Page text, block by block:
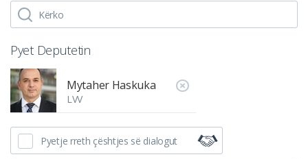
Pyet Deputetin
Mytaher Haskuka
LVV
Pyetje rreth çështjes së dialogut